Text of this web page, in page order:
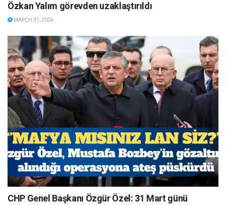
Özkan Yalım görevden uzaklaştırıldı
MARCH 31, 2026
CHP Genel Başkanı Özgür Özel: 31 Mart günü